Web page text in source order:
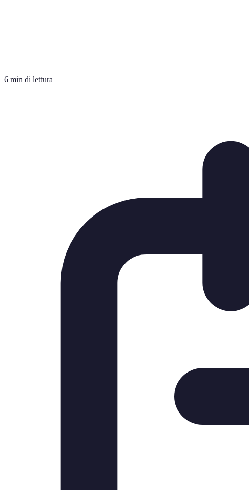
6 min di lettura